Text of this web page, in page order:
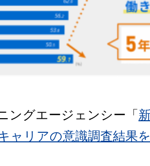
ングエージェンシー「
ャリアの意識調査結果